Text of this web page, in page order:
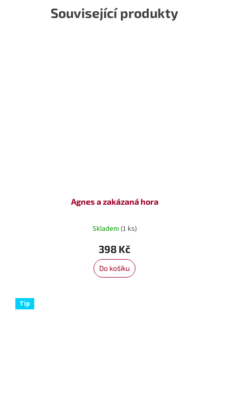
Související produkty
Agnes a zakázaná hora
Skladem (1 ks)
398 Kč
Do košíku
Tip